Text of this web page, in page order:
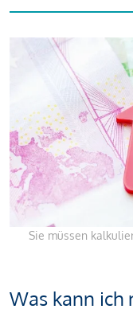
Sie müssen
Was kann